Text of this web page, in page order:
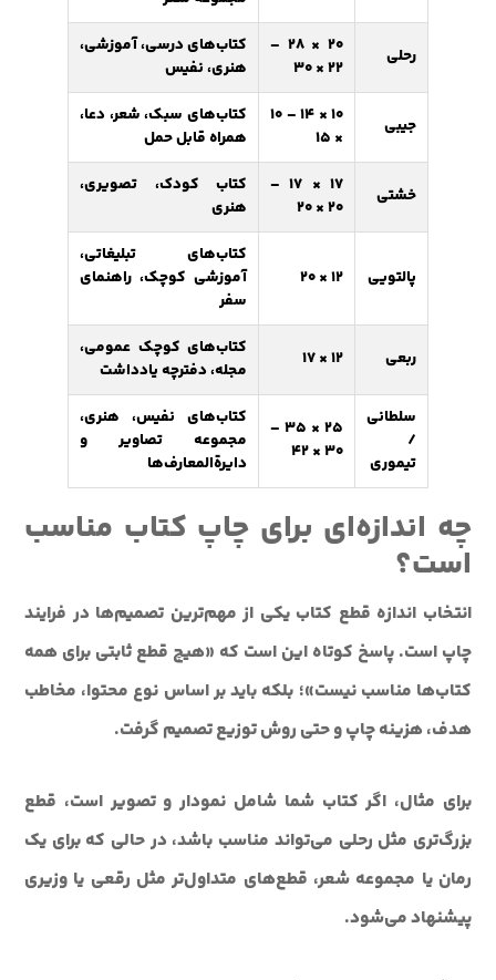
رحلی
20 × 28 –
22 × 30
کتاب‌های درسی، آموزشی،
هنری، نفیس
جیبی
10 × 14 – 10
× 15
کتاب‌های سبک، شعر، دعا،
همراه قابل حمل
خشتی
17 × 17 –
20 × 20
کتاب کودک، تصویری،
هنری
پالتویی 12 × 20
کتاب‌های تبلیغاتی،
آموزشی کوچک، راهنمای
سفر
ربعی 12 × 17
کتاب‌های کوچک عمومی،
مجله، دفترچه یادداشت
سلطانی
/
تیموری
25 × 35 –
30 × 42
کتاب‌های نفیس، هنری،
مجموعه تصاویر و
دایرةالمعارف‌ها
چه اندازه‌ای برای چاپ کتاب مناسب
است؟
انتخاب اندازه قطع کتاب یکی از مهم‌ترین تصمیم‌ها در فرایند
چاپ است. پاسخ کوتاه این است که «هیچ قطع ثابتی برای همه
کتاب‌ها مناسب نیست»؛ بلکه باید بر اساس نوع محتوا، مخاطب
هدف، هزینه چاپ و حتی روش توزیع تصمیم گرفت.
برای مثال، اگر کتاب شما شامل نمودار و تصویر است، قطع
بزرگ‌تری مثل رحلی می‌تواند مناسب باشد، در حالی که برای یک
رمان یا مجموعه شعر، قطع‌های متداول‌تر مثل رقعی یا وزیری
پیشنهاد می‌شود.